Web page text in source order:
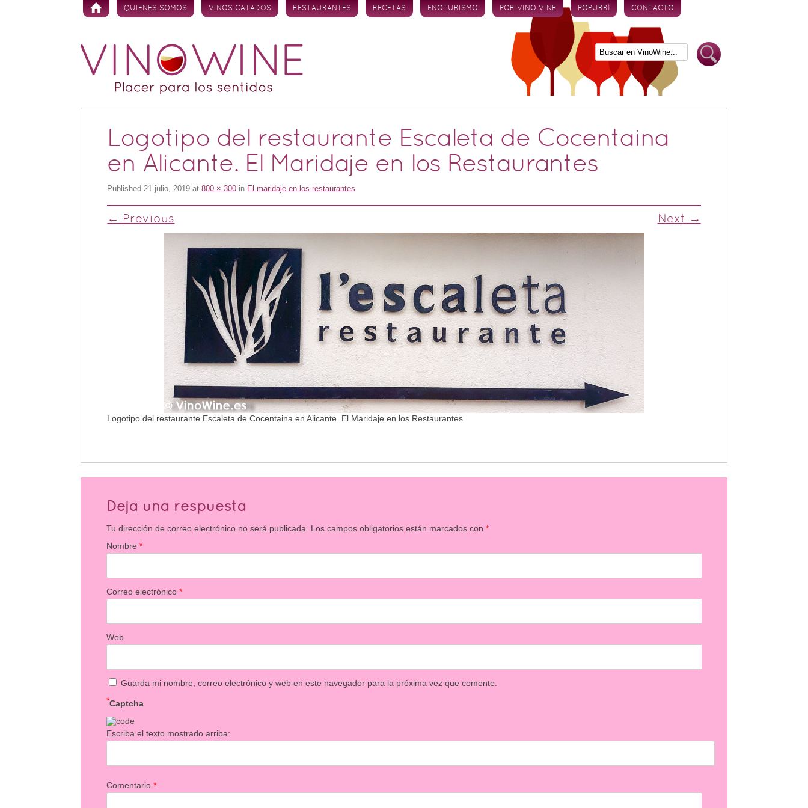
Skip to content
QUIENES SOMOS VINOS CATADOS RESTAURANTES RECETAS ENOTURISMO POR VINO VINE POPURRÍ CONTACTO
Logotipo del restaurante Escaleta de Cocentaina
en Alicante. El Maridaje en los Restaurantes
Published21 julio, 2019 at800 × 300 in El maridaje en los restaurantes
← Previous Next →
Logotipo del restaurante Escaleta de Cocentaina en Alicante. El Maridaje en los Restaurantes
Deja una respuesta
Tu dirección de correo electrónico no será publicada. Los campos obligatorios están marcados con*
Nombre*
Correo electrónico*
Web
Guarda mi nombre, correo electrónico y web en este navegador para la próxima vez que comente.
Captcha
*
Escriba el texto mostrado arriba:
Comentario*